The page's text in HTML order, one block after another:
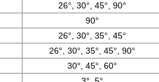
26°, 30°, 45°, 90°
90°
26°, 30°, 35°, 45°
26°, 30°, 35°, 45°, 90°
30°, 45°, 60°